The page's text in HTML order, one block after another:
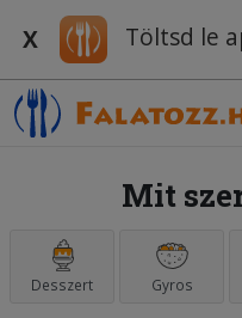
X Töltsd le
Mit
Desszert Gyros